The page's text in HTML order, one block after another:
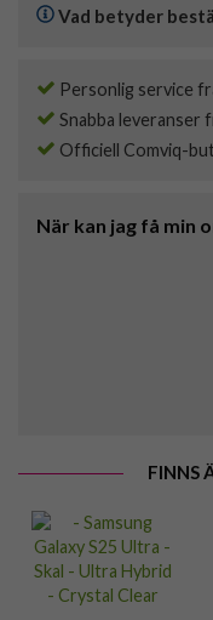
Vad betyder
Personlig service
Snabba leveranser
Officiell Comviq-
När kan jag få min
FINNS